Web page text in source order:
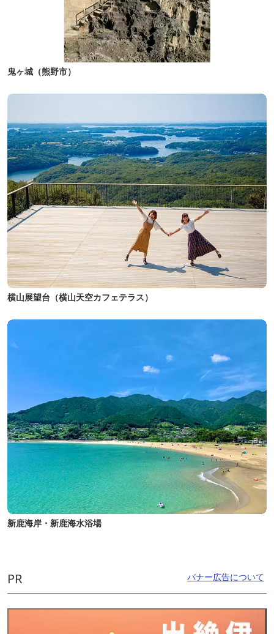
鬼ヶ城（熊野市）
横山展望台（横山天空カフェテラス）
新鹿海岸・新鹿海水浴場
PR バナー広告について